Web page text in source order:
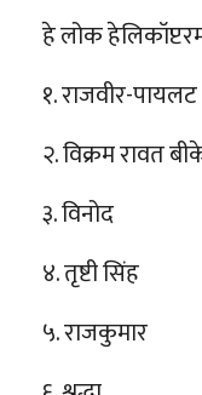
हे लोक
१. राजवीर-पायलट
२. विक्रम रावत
३. विनोद
४. तृष्टी सिंह
५. राजकुमार